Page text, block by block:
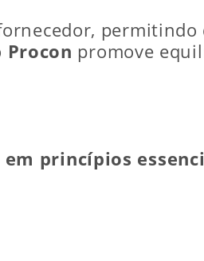
Procon promove
princípios